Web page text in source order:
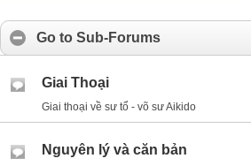
Go to Sub-Forums
Giai Thoại
Giai thoại về sư tổ - võ sư Aikido
Nguyên lý và căn bản